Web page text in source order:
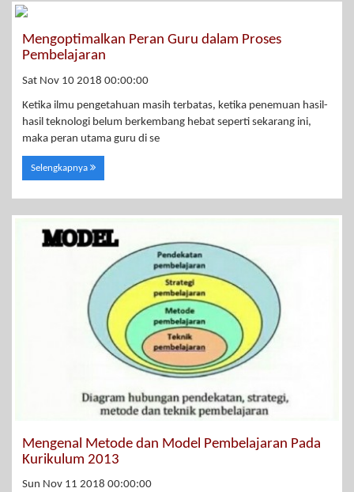
Mengoptimalkan Peran Guru dalam Proses
Pembelajaran
Sat Nov 10 2018 00:00:00
Ketika ilmu pengetahuan masih terbatas, ketika penemuan hasil-
hasil teknologi belum berkembang hebat seperti sekarang ini,
maka peran utama guru di se
Selengkapnya
Mengenal Metode dan Model Pembelajaran Pada
Kurikulum 2013
Sun Nov 11 2018 00:00:00